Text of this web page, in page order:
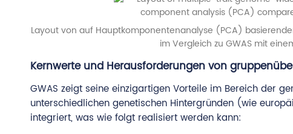
Layout von auf Hauptkomponentenanalyse (PCA)
im Vergleich zu GWAS mit
Kernwerte und Herausforderungen von
GWAS zeigt seine einzigartigen Vorteile im Bereich der
unterschiedlichen genetischen Hintergründen (wie
integriert, was wie folgt realisiert werden kann: